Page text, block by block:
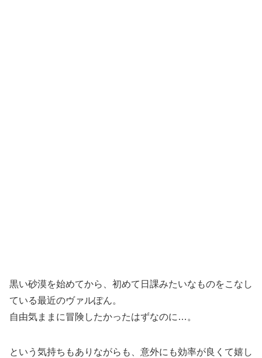
黒い砂漠を始めてから、初めて日課みたいなものをこなし
ている最近のヴァルぽん。
自由気ままに冒険したかったはずなのに…。
という気持ちもありながらも、意外にも効率が良くて嬉し